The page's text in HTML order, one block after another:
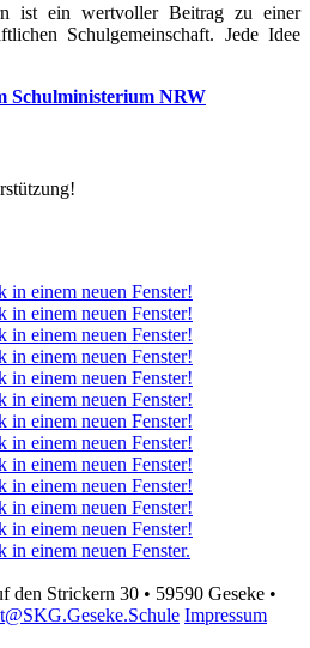
ist ein wertvoller Beitrag zu einer
Schulgemeinschaft. Jede Idee
Schulministerium NRW
den Strickern 30 • 59590 Geseke •
Impressum